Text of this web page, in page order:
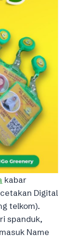
kabar
Digital
telkom).
spanduk,
Name